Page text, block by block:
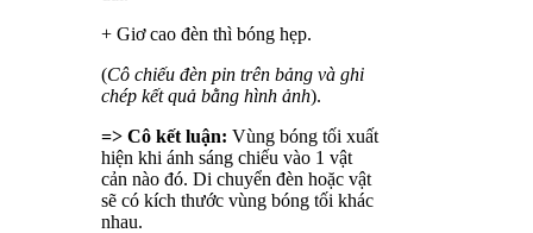
+ Giơ cao đèn thì bóng hẹp.
(Cô chiếu đèn pin trên bảng và ghi
chép kết quả bằng hình ảnh).
=> Cô kết luận: Vùng bóng tối xuất
hiện khi ánh sáng chiếu vào 1 vật
cản nào đó. Di chuyển đèn hoặc vật
sẽ có kích thước vùng bóng tối khác
nhau.